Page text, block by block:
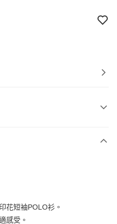
花短袖POLO衫。
感受。